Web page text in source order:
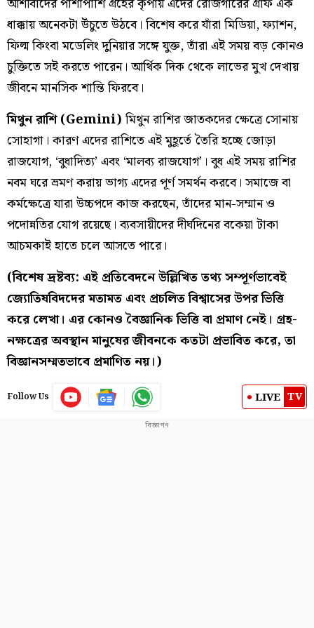
ধাক্কায় অনেকটা উঁচুতে উঠবে। বিশেষ করে যাঁরা মিডিয়া, ফ্যাশন,
ফিল্ম কিংবা মডেলিং দুনিয়ার সঙ্গে যুক্ত, তাঁরা এই সময় বড় কোনও
চুক্তিতে সই করতে পারেন। আর্থিক দিক থেকে লাভের মুখ দেখায়
জীবনে মানসিক শান্তি ফিরবে।
মিথুন রাশি (Gemini) মিথুন রাশির জাতকদের ক্ষেত্রে সোনায়
সোহাগা। কারণ এদের রাশিতে এই মুহূর্তে তৈরি হচ্ছে জোড়া
রাজযোগ, ‘বুধাদিত্য’ এবং ‘মালব্য রাজযোগ’। বুধ এই সময় রাশির
নবম ঘরে ভ্রমণ করায় ভাগ্য এদের পূর্ণ সমর্থন করবে। সমাজে বা
কর্মক্ষেত্রে যারা উচ্চপদে কাজ করছেন, তাঁদের মান-সম্মান ও
পদোন্নতির যোগ রয়েছে। ব্যবসায়ীদের দীর্ঘদিনের বকেয়া টাকা
আচমকাই হাতে চলে আসতে পারে।
(বিশেষ দ্রষ্টব্য: এই প্রতিবেদনে উল্লিখিত তথ্য সম্পূর্ণভাবেই
জ্যোতিষবিদদের মতামত এবং প্রচলিত বিশ্বাসের উপর ভিত্তি
করে লেখা। এর কোনও বৈজ্ঞানিক ভিত্তি বা প্রমাণ নেই। গ্রহ-
নক্ষত্রের অবস্থান মানুষের জীবনকে কতটা প্রভাবিত করে, তা
বিজ্ঞানসম্মতভাবে প্রমাণিত নয়।)
Follow Us LIVE TV